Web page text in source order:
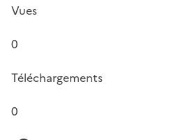
Vues
0
Téléchargements
0